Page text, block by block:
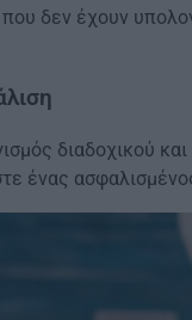
που δεν έχουν
διαδοχικού
ένας